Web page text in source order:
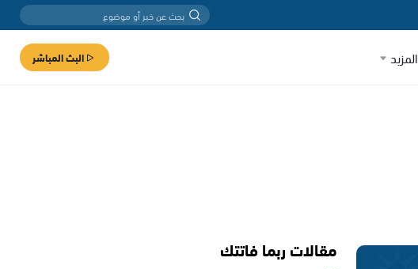
المزيد البث المباشر
مقالات ربما فاتتك